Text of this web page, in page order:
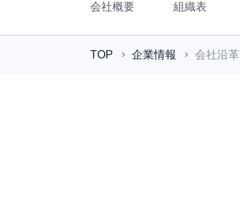
会社概要 組織表
TOP 企業情報 会社沿革